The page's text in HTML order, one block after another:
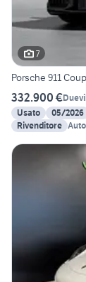
7
Porsche 911
332.900 €
Usato
05/2026
Rivenditore